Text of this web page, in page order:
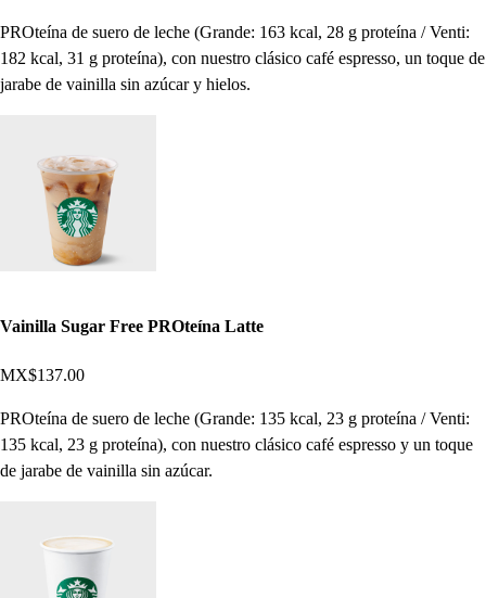
PROteína de suero de leche (Grande: 163 kcal, 28 g proteína / Venti:
182 kcal, 31 g proteína), con nuestro clásico café espresso, un toque de
jarabe de vainilla sin azúcar y hielos.
Vainilla Sugar Free PROteína Latte
MX$137.00
PROteína de suero de leche (Grande: 135 kcal, 23 g proteína / Venti:
135 kcal, 23 g proteína), con nuestro clásico café espresso y un toque
de jarabe de vainilla sin azúcar.